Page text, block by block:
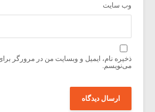
وب‌ سایت
ذخیره نام، ایمیل و وبسایت من در مرورگر
می‌نویسم.